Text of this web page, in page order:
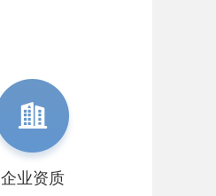

企业资质